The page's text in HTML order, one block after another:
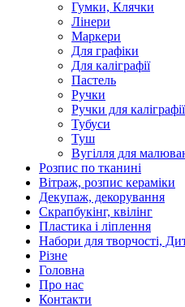
Гумки, Клячки
Лінери
Маркери
Для графіки
Для каліграфії
Пастель
Ручки
Ручки для каліграфії
Тубуси
Туш
Вугілля для
Розпис по тканині
Вітраж, розпис кераміки
Декупаж, декорування
Скрапбукінг, квілінг
Пластика і ліплення
Набори для творчості,
Різне
Головна
Про нас
Контакти